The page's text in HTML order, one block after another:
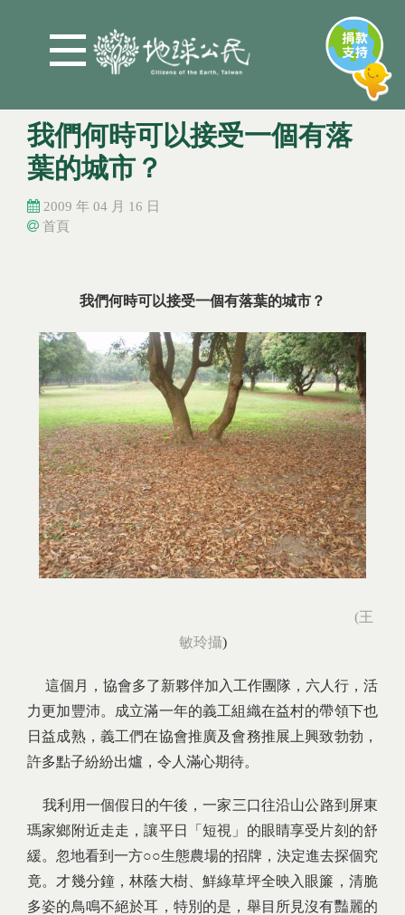
我們何時可以接受一個有落
葉的城市？
2009 年 04 月 16 日
首頁
我們何時可以接受一個有落葉的城市？
(王
敏玲攝)
這個月，協會多了新夥伴加入工作團隊，六人行，活
力更加豐沛。成立滿一年的義工組織在益村的帶領下也
日益成熟，義工們在協會推廣及會務推展上興致勃勃，
許多點子紛紛出爐，令人滿心期待。
我利用一個假日的午後，一家三口往沿山公路到屏東
瑪家鄉附近走走，讓平日「短視」的眼睛享受片刻的舒
緩。忽地看到一方○○生態農場的招牌，決定進去探個究
竟。才幾分鐘，林蔭大樹、鮮綠草坪全映入眼簾，清脆
多姿的鳥鳴不絕於耳，特別的是，舉目所見沒有豔麗的